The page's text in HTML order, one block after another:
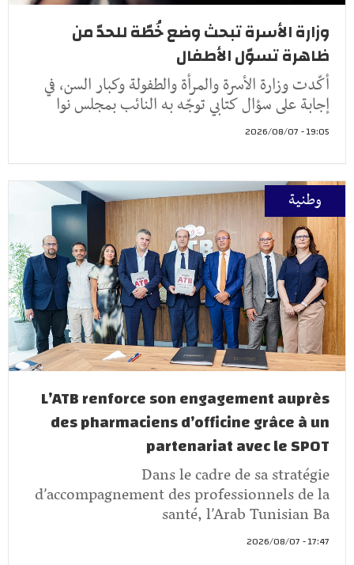
وزارة الأسرة تبحث وضع خُطّة للحدّ من
ظاهرة تسوّل الأطفال
أكّدت وزارة الأسرة والمرأة والطفولة وكبار السن، في
إجابة على سؤال كتابي توجّه به النائب بمجلس نوا
19:05 - 2026/08/07
وطنية
L’ATB renforce son engagement auprès
des pharmaciens d’officine grâce à un
partenariat avec le SPOT
Dans le cadre de sa stratégie
d’accompagnement des professionnels de la
santé, l’Arab Tunisian Ba
17:47 - 2026/08/07